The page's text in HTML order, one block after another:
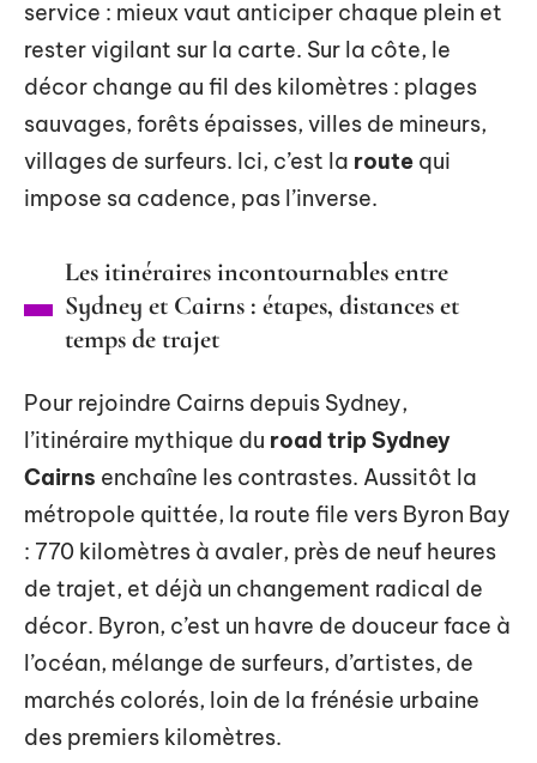
service : mieux vaut anticiper chaque plein et
rester vigilant sur la carte. Sur la côte, le
décor change au fil des kilomètres : plages
sauvages, forêts épaisses, villes de mineurs,
villages de surfeurs. Ici, c’est la route qui
impose sa cadence, pas l’inverse.
Les itinéraires incontournables entre
Sydney et Cairns : étapes, distances et
temps de trajet
Pour rejoindre Cairns depuis Sydney,
l’itinéraire mythique du road trip Sydney
Cairns enchaîne les contrastes. Aussitôt la
métropole quittée, la route file vers Byron Bay
: 770 kilomètres à avaler, près de neuf heures
de trajet, et déjà un changement radical de
décor. Byron, c’est un havre de douceur face à
l’océan, mélange de surfeurs, d’artistes, de
marchés colorés, loin de la frénésie urbaine
des premiers kilomètres.